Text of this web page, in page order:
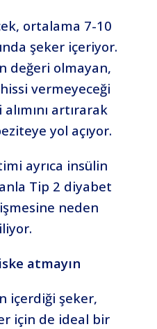
ortalama 7-10
şeker içeriyor.
değeri olmayan,
vermeyeceği
artırarak
yol açıyor.
ayrıca insülin
Tip 2 diyabet
neden
atmayın
içerdiği şeker,
için de ideal bir